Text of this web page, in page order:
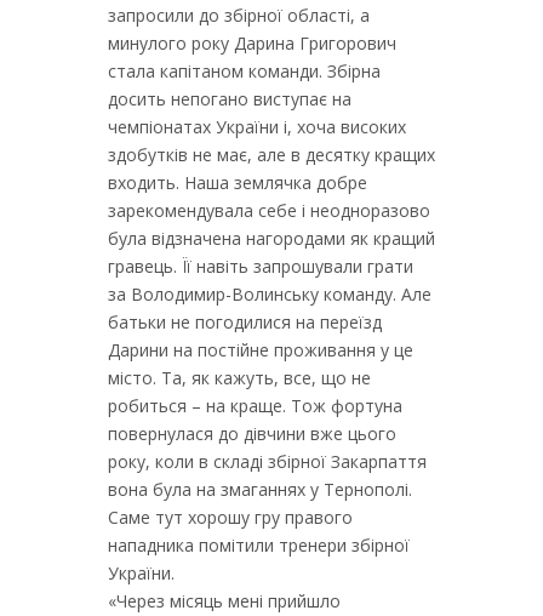
запросили до збірної області, а
минулого року Дарина Григорович
стала капітаном команди. Збірна
досить непогано виступає на
чемпіонатах України і, хоча високих
здобутків не має, але в десятку кращих
входить. Наша землячка добре
зарекомендувала себе і неодноразово
була відзначена нагородами як кращий
гравець. Її навіть запрошували грати
за Володимир-Волинську команду. Але
батьки не погодилися на переїзд
Дарини на постійне проживання у це
місто. Та, як кажуть, все, що не
робиться – на краще. Тож фортуна
повернулася до дівчини вже цього
року, коли в складі збірної Закарпаття
вона була на змаганнях у Тернополі.
Саме тут хорошу гру правого
нападника помітили тренери збірної
України.
«Через місяць мені прийшло